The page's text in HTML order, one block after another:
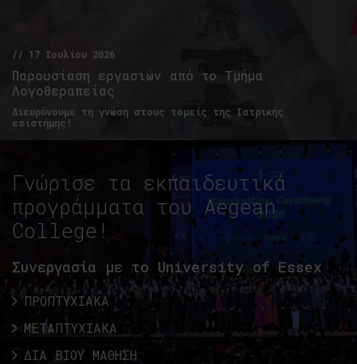
// 17 Ιουλίου 2026
Παρουσίαση εργασιών από το Τμήμα
Λογοθεραπείας
Διευρύνουμε τη γνώση στους τομείς της Ιατρικής
επιστήμης!
Γνώρισε τα εκπαιδευτικά
προγράμματα του Aegean
College!
Συνεργασία με το University of Essex
ΠΡΟΠΤΥΧΙΑΚΑ
ΜΕΤΑΠΤΥΧΙΑΚΑ
ΔΙΑ ΒΙΟΥ ΜΑΘΗΣΗ